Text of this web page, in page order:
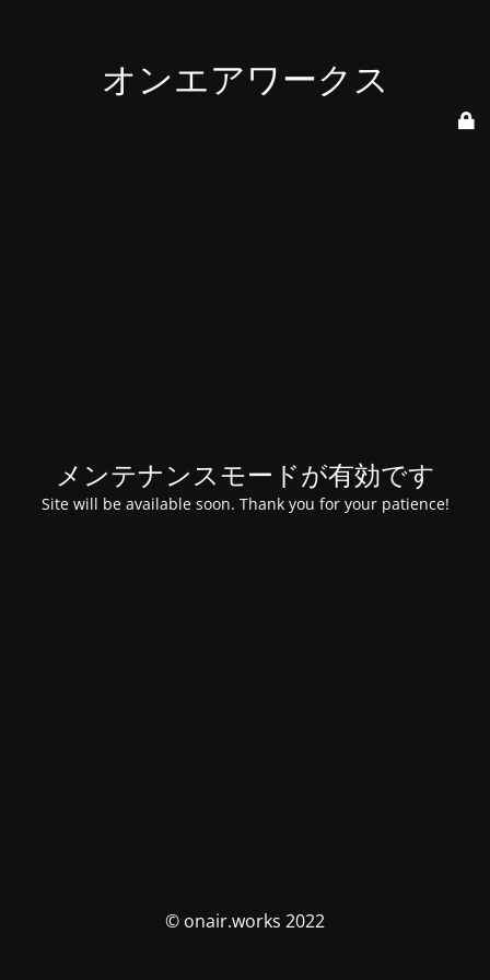
オンエアワークス
メンテナンスモードが有効です
Site will be available soon. Thank you for your patience!
© onair.works 2022